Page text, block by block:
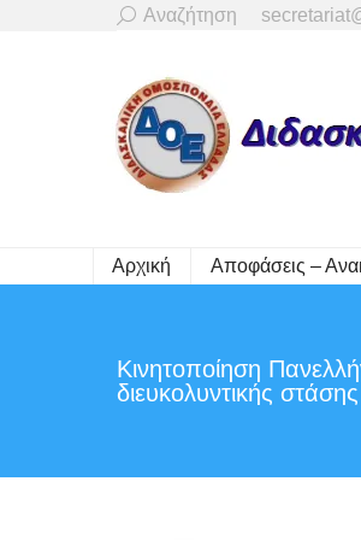
Search:
Αναζήτηση
Αρχική Αποφάσεις –
Κινητοποίηση
διευκολυντικής